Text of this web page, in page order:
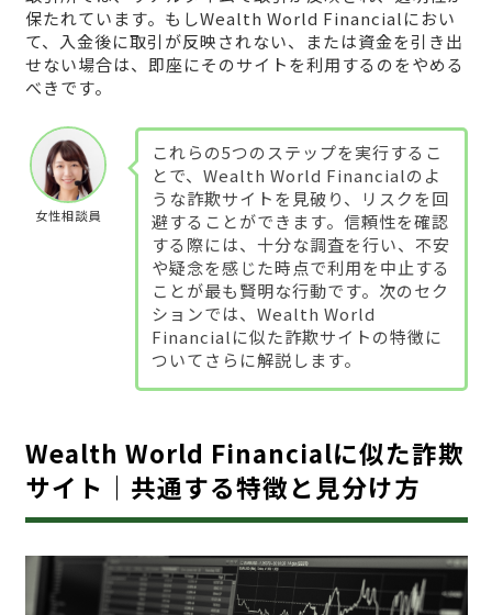
保たれています。もしWealth World Financialにおい
て、入金後に取引が反映されない、または資金を引き出
せない場合は、即座にそのサイトを利用するのをやめる
べきです。
女性相談員
これらの5つのステップを実行するこ
とで、Wealth World Financialのよ
うな詐欺サイトを見破り、リスクを回
避することができます。信頼性を確認
する際には、十分な調査を行い、不安
や疑念を感じた時点で利用を中止する
ことが最も賢明な行動です。次のセク
ションでは、Wealth World
Financialに似た詐欺サイトの特徴に
ついてさらに解説します。
Wealth World Financialに似た詐欺
サイト｜共通する特徴と見分け方